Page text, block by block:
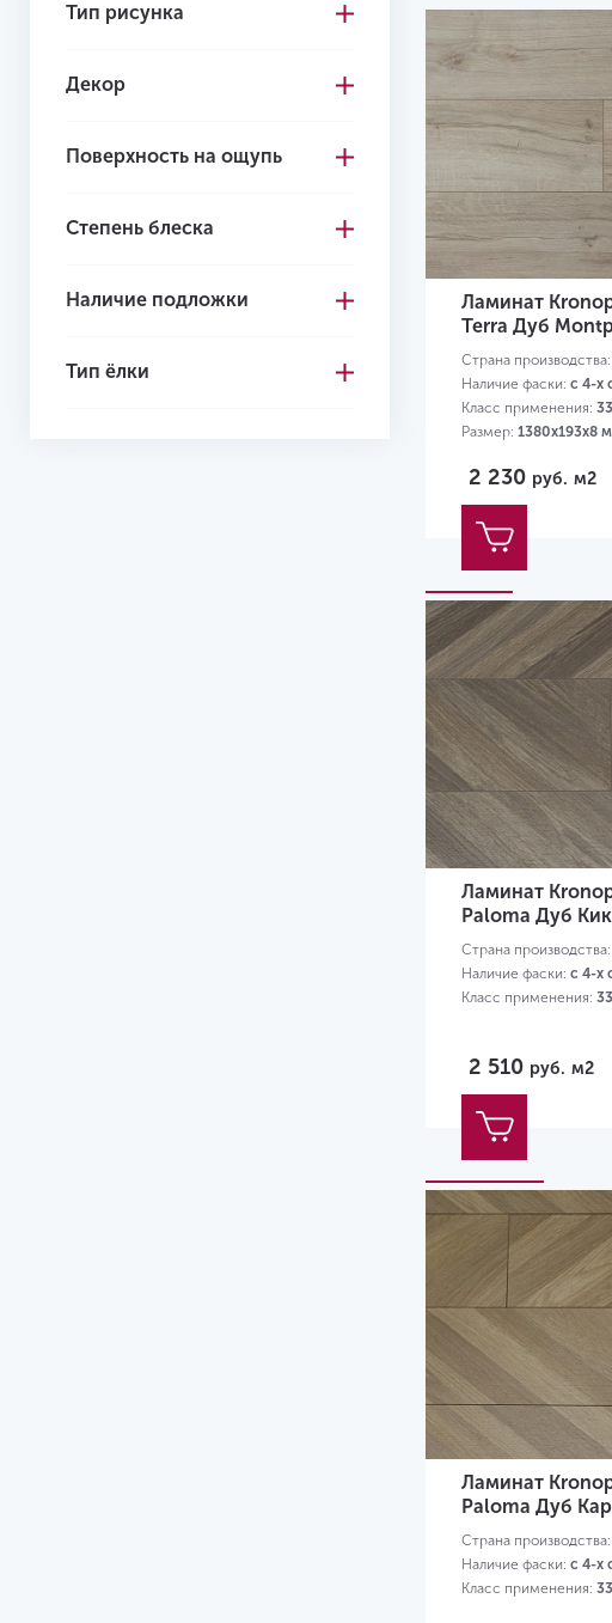
Светло-коричневый
Серый
Черный
Тип рисунка
Декор
Поверхность на ощупь
Степень блеска
Наличие подложки
Тип ёлки
Ламинат
Terra Дуб
Страна производства:
Наличие фаски: с 4-х
Класс применения:
Размер: 1380х193х8
2 230 руб. м2
Ламинат
Paloma Дуб
Страна производства:
Наличие фаски: с 4-х
Класс применения:
2 510 руб. м2
Ламинат
Paloma Дуб
Страна производства:
Наличие фаски: с 4-х
Класс применения: